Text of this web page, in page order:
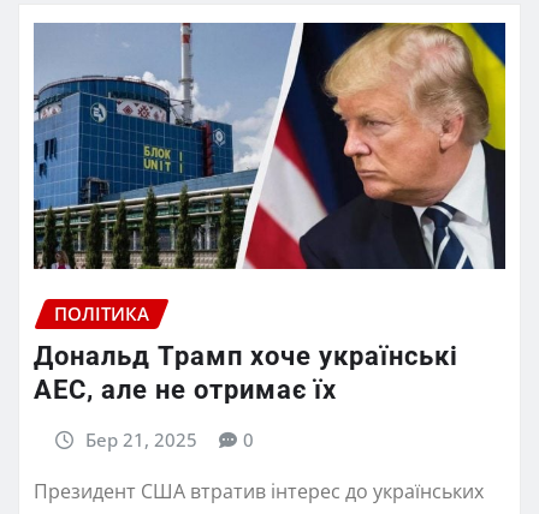
ПОЛІТИКА
Дональд Трамп хоче українські
АЕС, але не отримає їх
Бер 21, 2025 0
Президент США втратив інтерес до українських